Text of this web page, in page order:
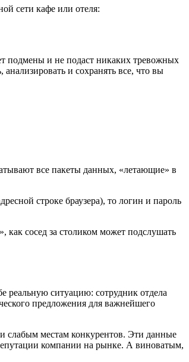
сети кафе или отеля:
подмены и не подаст никаких тревожных
и сохранять все, что вы
все пакеты данных, «летающие» в
строке браузера), то логин и пароль
сосед за столиком может подслушать
реальную ситуацию: сотрудник отдела
предложения для важнейшего
слабым местам конкурентов. Эти данные
компании на рынке. А виноватым,